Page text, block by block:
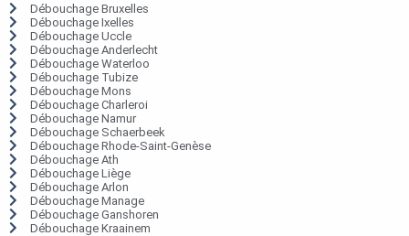
Débouchage Bruxelles
Débouchage Ixelles
Débouchage Uccle
Débouchage Anderlecht
Débouchage Waterloo
Débouchage Tubize
Débouchage Mons
Débouchage Charleroi
Débouchage Namur
Débouchage Schaerbeek
Débouchage Rhode-Saint-Genèse
Débouchage Ath
Débouchage Liège
Débouchage Arlon
Débouchage Manage
Débouchage Ganshoren
Débouchage Kraainem